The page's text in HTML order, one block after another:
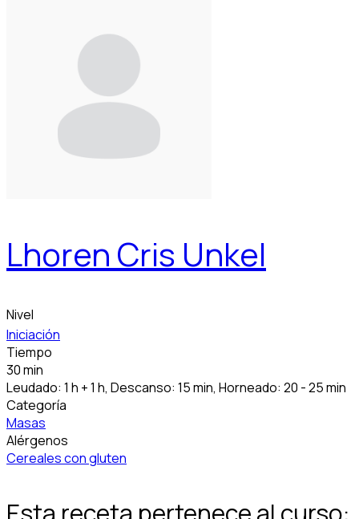
Lhoren Cris Unkel
Nivel
Iniciación
Tiempo
30 min
Leudado: 1 h + 1 h, Descanso: 15 min, Horneado: 20 - 25 min
Categoría
Masas
Alérgenos
Cereales con gluten